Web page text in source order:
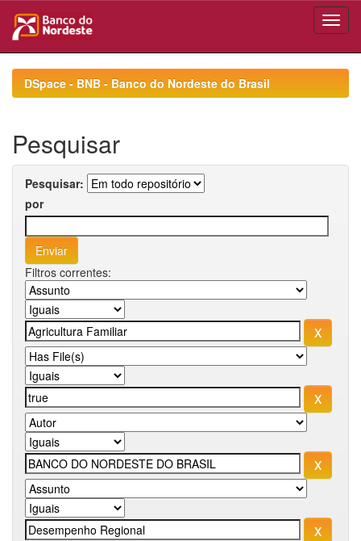
navigationDSpace - BNB - Banco do Nordeste do Brasil
Pesquisar
Pesquisar:
por
Filtros correntes: